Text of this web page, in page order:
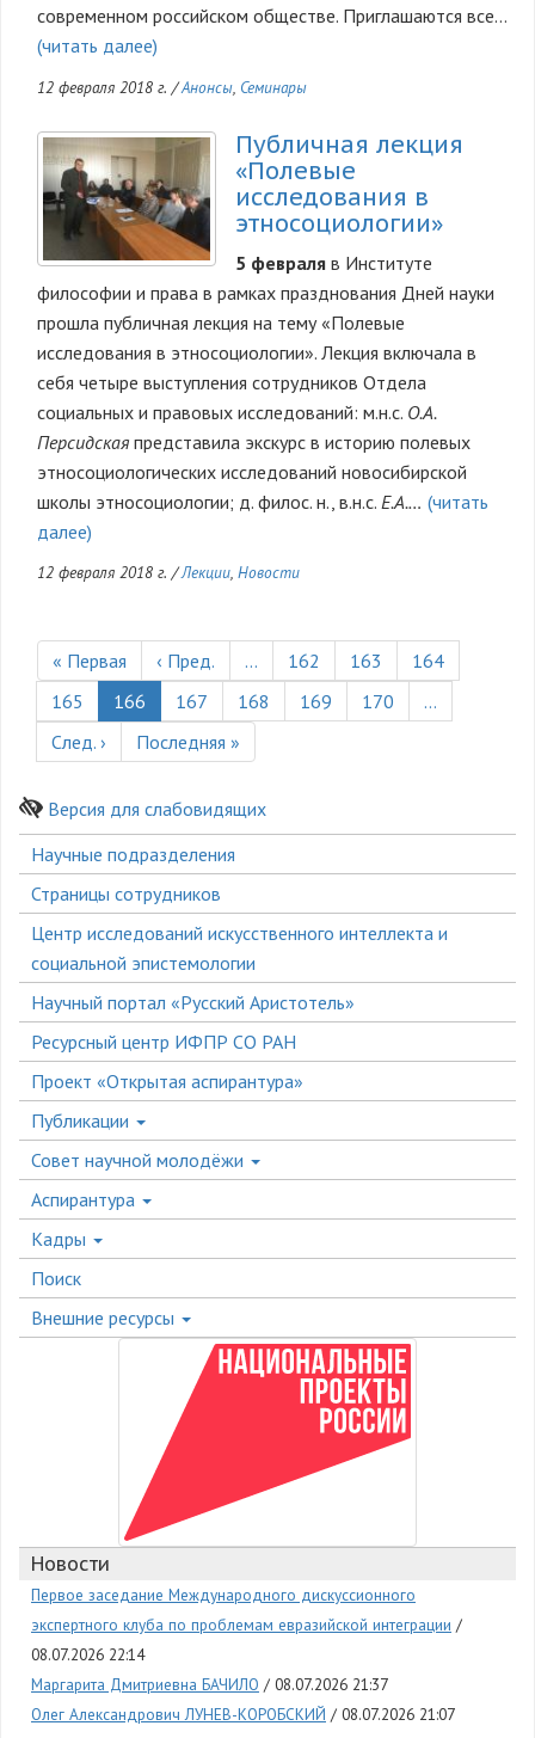
современном российском обществе. Приглашаются все…
(читать далее)
12 февраля 2018 г. /Анонсы, Семинары
Публичная лекция
«Полевые
исследования в
этносоциологии»
5 февраля в Институте
философии и права в рамках празднования Дней науки
прошла публичная лекция на тему «Полевые
исследования в этносоциологии». Лекция включала в
себя четыре выступления сотрудников Отдела
социальных и правовых исследований: м.н.с. О.А.
Персидская представила экскурс в историю полевых
этносоциологических исследований новосибирской
школы этносоциологии; д. филос. н., в.н.с. Е.А.… (читать
далее)
12 февраля 2018 г. /Лекции, Новости
Нумерация
страниц
Первая
страница
« Первая
Предыдущая
страница
‹ Пред. … Страница
162 Страница
163 Страница
164
Страница
165
Текущая
страница
166 Страница
167 Страница
168 Страница
169 Страница
170
…
Следующая
страница
След. ›
Последняя
страница
Последняя »
Версия для слабовидящих
Боковое
меню
Научные подразделения
Страницы сотрудников
Центр исследований искусственного интеллекта и
социальной эпистемологии
Научный портал «Русский Аристотель»
Ресурсный центр ИФПР СО РАН
Проект «Открытая аспирантура»
Публикации
Совет научной молодёжи
Аспирантура
Кадры
Поиск
Внешние ресурсы
Новости
Первое заседание Международного дискуссионного
экспертного клуба по проблемам евразийской интеграции
08.07.2026 22:14
Маргарита Дмитриевна БАЧИЛО
08.07.2026 21:37
Олег Александрович ЛУНЕВ-КОРОБСКИЙ
08.07.2026 21:07